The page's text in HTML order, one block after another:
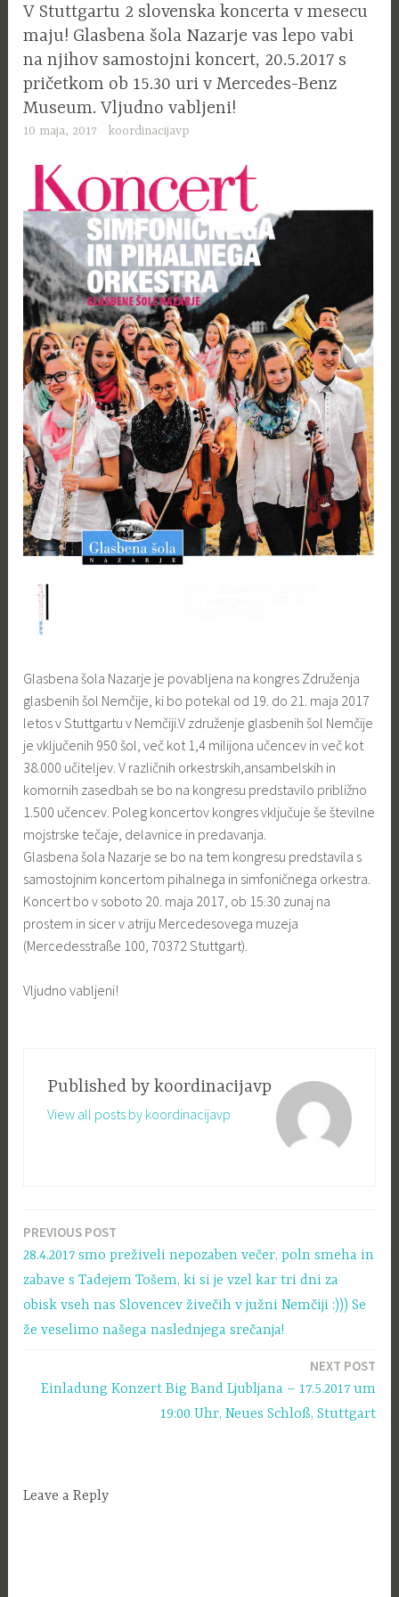
V Stuttgartu 2 slovenska koncerta v mesecu
maju! Glasbena šola Nazarje vas lepo vabi
na njihov samostojni koncert, 20.5.2017 s
pričetkom ob 15.30 uri v Mercedes-Benz
Museum. Vljudno vabljeni!
10 maja, 2017 koordinacijavp
Glasbena šola Nazarje je povabljena na kongres Združenja
glasbenih šol Nemčije, ki bo potekal od 19. do 21. maja 2017
letos v Stuttgartu v Nemčiji.V združenje glasbenih šol Nemčije
je vključenih 950 šol, več kot 1,4 milijona učencev in več kot
38.000 učiteljev. V različnih orkestrskih,ansambelskih in
komornih zasedbah se bo na kongresu predstavilo približno
1.500 učencev. Poleg koncertov kongres vključuje še številne
mojstrske tečaje, delavnice in predavanja.
Glasbena šola Nazarje se bo na tem kongresu predstavila s
samostojnim koncertom pihalnega in simfoničnega orkestra.
Koncert bo v soboto 20. maja 2017, ob 15.30 zunaj na
prostem in sicer v atriju Mercedesovega muzeja
(Mercedesstraße 100, 70372 Stuttgart).
Vljudno vabljeni!
Published by koordinacijavp
View all posts by koordinacijavp
Navigacija
prispevka
PREVIOUS POST
28.4.2017 smo preživeli nepozaben večer, poln smeha in
zabave s Tadejem Tošem, ki si je vzel kar tri dni za
obisk vseh nas Slovencev živečih v južni Nemčiji :))) Se
že veselimo našega naslednjega srečanja!
NEXT POST
Einladung Konzert Big Band Ljubljana – 17.5.2017 um
19:00 Uhr, Neues Schloß, Stuttgart
Leave a Reply